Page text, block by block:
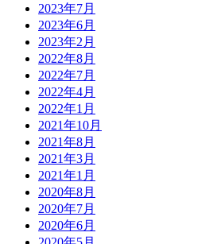
2023年7月
2023年6月
2023年2月
2022年8月
2022年7月
2022年4月
2022年1月
2021年10月
2021年8月
2021年3月
2021年1月
2020年8月
2020年7月
2020年6月